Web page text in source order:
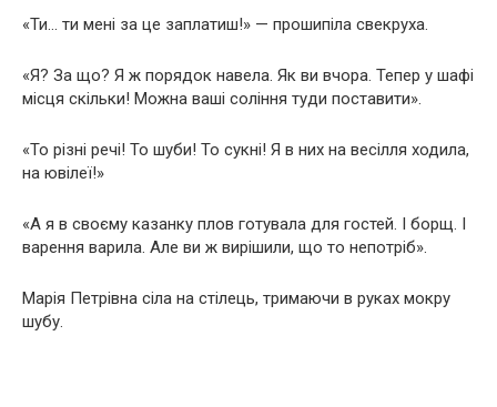
«Ти… ти мені за це заплатиш!» — прошипіла свекруха.
«Я? За що? Я ж порядок навела. Як ви вчора. Тепер у шафі
місця скільки! Можна ваші соління туди поставити».
«То різні речі! То шуби! То сукні! Я в них на весілля ходила,
на ювілеї!»
«А я в своєму казанку плов готувала для гостей. І борщ. І
варення варила. Але ви ж вирішили, що то непотріб».
Марія Петрівна сіла на стілець, тримаючи в руках мокру
шубу.